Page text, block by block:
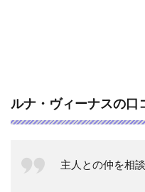
ルナ・ヴィーナスの口
主人との仲を相